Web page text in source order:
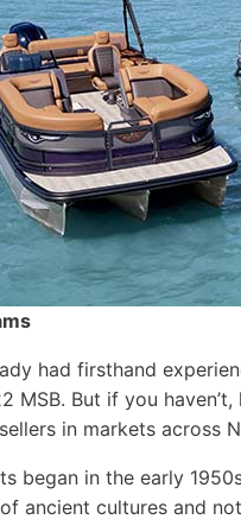
had firsthand
MSB. But if you
in markets across
began in the early
ancient cultures and